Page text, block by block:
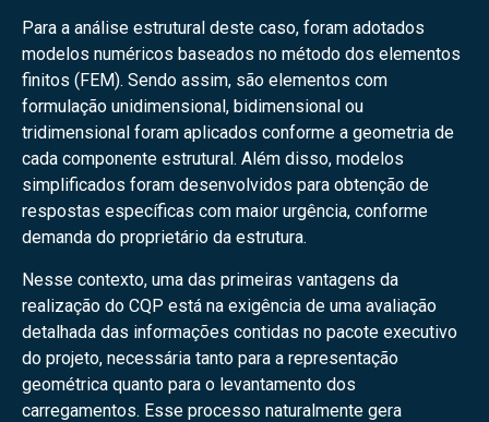
Para a análise estrutural deste caso, foram adotados
modelos numéricos baseados no método dos elementos
finitos (FEM). Sendo assim, são elementos com
formulação unidimensional, bidimensional ou
tridimensional foram aplicados conforme a geometria de
cada componente estrutural. Além disso, modelos
simplificados foram desenvolvidos para obtenção de
respostas específicas com maior urgência, conforme
demanda do proprietário da estrutura.
Nesse contexto, uma das primeiras vantagens da
realização do CQP está na exigência de uma avaliação
detalhada das informações contidas no pacote executivo
do projeto, necessária tanto para a representação
geométrica quanto para o levantamento dos
carregamentos. Esse processo naturalmente gera